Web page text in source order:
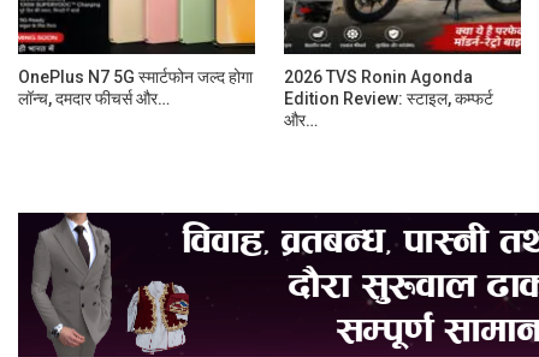
OnePlus N7 5G स्मार्टफोन जल्द होगा
लॉन्च, दमदार फीचर्स और…
2026 TVS Ronin Agonda
Edition Review: स्टाइल, कम्फर्ट
और…